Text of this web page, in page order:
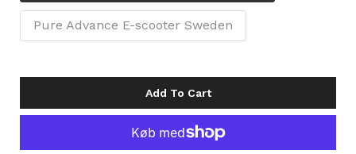
Pure Advance E-scooter Sweden
Add To Cart